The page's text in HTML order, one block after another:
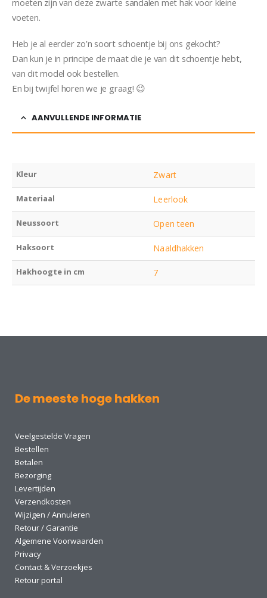
voeten.
Heb je al eerder zo’n soort schoentje bij ons gekocht?
Dan kun je in principe de maat die je van dit schoentje hebt,
van dit model ook bestellen.
En bij twijfel horen we je graag! 😉
AANVULLENDE INFORMATIE
Kleur Zwart
Materiaal Leerlook
Neussoort Open teen
Haksoort Naaldhakken
Hakhoogte in cm 7
De meeste hoge hakken
Veelgestelde Vragen
Bestellen
Betalen
Bezorging
Levertijden
Verzendkosten
Wijzigen / Annuleren
Retour / Garantie
Algemene Voorwaarden
Privacy
Contact & Verzoekjes
Retour portal